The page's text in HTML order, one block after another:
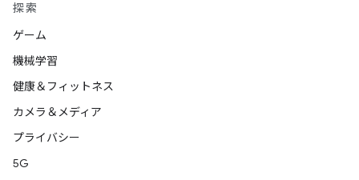
探索
ゲーム
機械学習
健康＆フィットネス
カメラ＆メディア
プライバシー
5G